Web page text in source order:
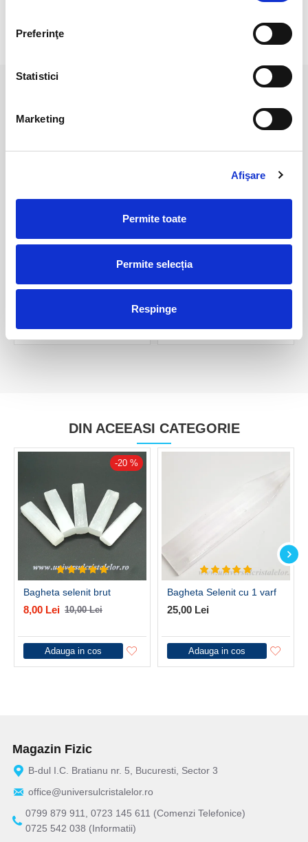
Preferinţe
Statistici
Marketing
Afişare
Permite toate
Permite selecția
Respinge
RECENZII CLIENTI
Set selenit ( pandantiv plus
piatra rulata ) m1
Set selenit ( pandantiv plus
piatra rulata ) m2
DIN ACEEASI CATEGORIE
-20 %
Bagheta selenit brut
8,00 Lei 10,00 Lei
Adauga in cos
Bagheta Selenit cu 1 varf
25,00 Lei
Adauga in cos
Magazin Fizic
B-dul I.C. Bratianu nr. 5, Bucuresti, Sector 3
office@universulcristalelor.ro
0799 879 911, 0723 145 611 (Comenzi Telefonice)
0725 542 038 (Informatii)